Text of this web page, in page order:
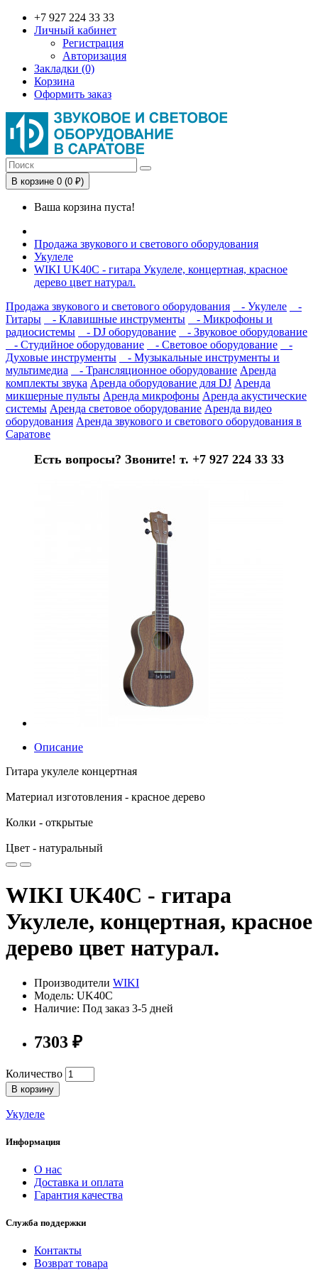
+7 927 224 33 33
Личный кабинет
Регистрация
Авторизация
Закладки (0)
Корзина
Оформить заказ
В корзине 0 (0 ₽)
Ваша корзина пуста!
Продажа звукового и светового оборудования
Укулеле
WIKI UK40C - гитара Укулеле, концертная, красное
дерево цвет натурал.
Продажа звукового и светового оборудования
- Укулеле
-
Гитары
- Клавишные инструменты
- Микрофоны и
радиосистемы
- DJ оборудование
- Звуковое оборудование
- Студийное оборудование
- Световое оборудование
-
Духовые инструменты
- Музыкальные инструменты и
мультимедиа
- Трансляционное оборудование Аренда
комплекты звука Аренда оборудование для DJ Аренда
микшерные пульты Аренда микрофоны Аренда акустические
системы Аренда световое оборудование Аренда видео
оборудования Аренда звукового и светового оборудования в
Саратове
Есть вопросы? Звоните! т. +7 927 224 33 33
Описание
Гитара укулеле концертная
Материал изготовления - красное дерево
Колки - открытые
Цвет - натуральный
WIKI UK40C - гитара
Укулеле, концертная, красное
дерево цвет натурал.
Производители WIKI
Модель: UK40C
Наличие: Под заказ 3-5 дней
7303 ₽
Количество
В корзину
Укулеле
Информация
О нас
Доставка и оплата
Гарантия качества
Служба поддержки
Контакты
Возврат товара